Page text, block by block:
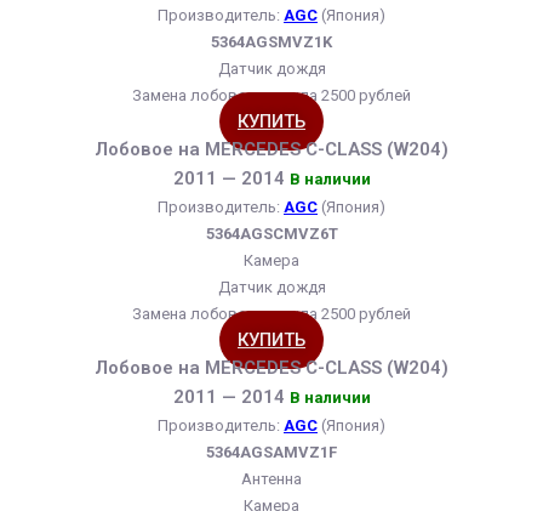
Производитель: AGC (Япония)
5364AGSMVZ1K
Датчик дождя
Замена лобового стекла 2500 рублей
КУПИТЬ
Лобовое на MERCEDES C-CLASS (W204)
2011 — 2014 В наличии
Производитель: AGC (Япония)
5364AGSCMVZ6T
Камера
Датчик дождя
Замена лобового стекла 2500 рублей
КУПИТЬ
Лобовое на MERCEDES C-CLASS (W204)
2011 — 2014 В наличии
Производитель: AGC (Япония)
5364AGSAMVZ1F
Антенна
Камера